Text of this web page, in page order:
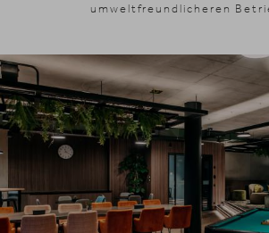
umweltfreundlicheren